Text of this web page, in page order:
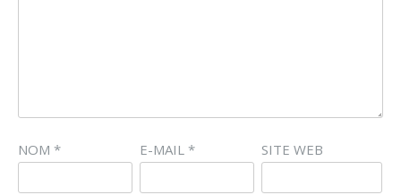
NOM * E-MAIL * SITE WEB